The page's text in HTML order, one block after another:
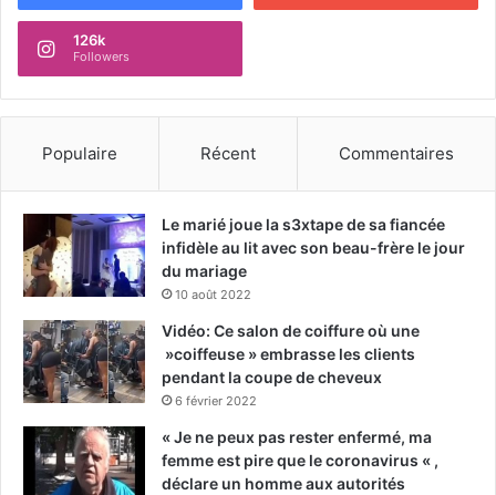
126k
Followers
Populaire Récent Commentaires
Le marié joue la s3xtape de sa fiancée
infidèle au lit avec son beau-frère le jour
du mariage
10 août 2022
Vidéo: Ce salon de coiffure où une
»coiffeuse » embrasse les clients
pendant la coupe de cheveux
6 février 2022
« Je ne peux pas rester enfermé, ma
femme est pire que le coronavirus « ,
déclare un homme aux autorités